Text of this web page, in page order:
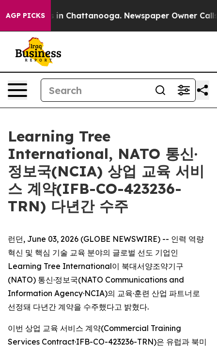
AGP PICKS
Chaos in Chattanooga. Newspaper Owner Calls
Learning Tree
International, NATO 통신·
정보국(NCIA) 상업 교육 서비
스 계약(IFB-CO-423236-
TRN) 다년간 수주
런던, June 03, 2026 (GLOBE NEWSWIRE) -- 인력 역량
혁신 및 핵심 기술 교육 분야의 글로벌 선도 기업인
Learning Tree International이 북대서양조약기구
(NATO) 통신·정보국(NATO Communications and
Information Agency·NCIA)의 교육·훈련 산업 파트너로
선정돼 다년간 계약을 수주했다고 밝혔다.
이번 상업 교육 서비스 계약(Commercial Training
Services Contract·IFB-CO-423236-TRN)은 유럽과 북미